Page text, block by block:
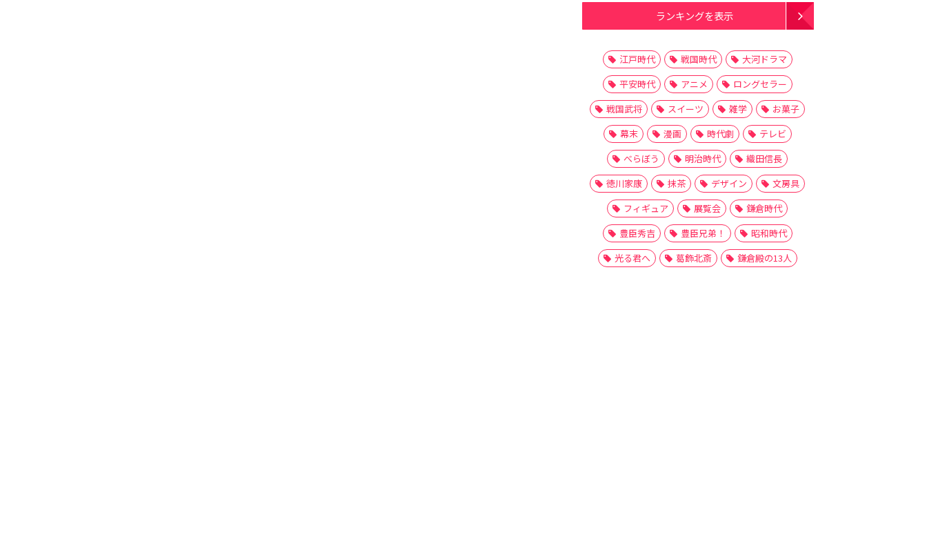
ランキングを表示
江戸時代 戦国時代
大河ドラマ
平安時代
アニメ
ロングセラー
戦国武将
スイーツ 雑学
お菓子
幕末
漫画 時代劇
テレビ
べらぼう
明治時代
織田信長
徳川家康
抹茶 デザイン
文房具
フィギュア
展覧会
鎌倉時代
豊臣秀吉
豊臣兄弟！
昭和時代
光る君へ
葛飾北斎 鎌倉殿の13人